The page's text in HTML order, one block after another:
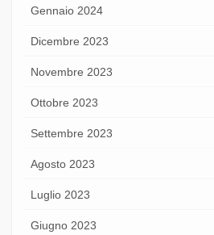
Gennaio 2024
Dicembre 2023
Novembre 2023
Ottobre 2023
Settembre 2023
Agosto 2023
Luglio 2023
Giugno 2023